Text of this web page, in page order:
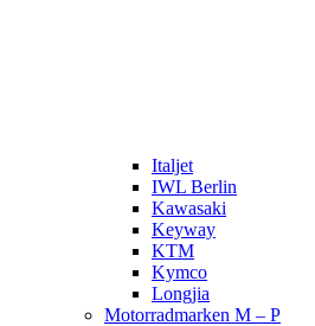
Italjet
IWL Berlin
Kawasaki
Keyway
KTM
Kymco
Longjia
Motorradmarken M – P